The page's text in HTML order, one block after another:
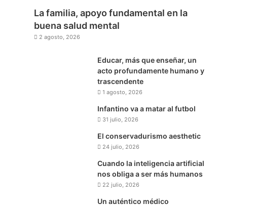
La familia, apoyo fundamental en la
buena salud mental
2 agosto, 2026
Educar, más que enseñar, un
acto profundamente humano y
trascendente
1 agosto, 2026
Infantino va a matar al futbol
31 julio, 2026
El conservadurismo aesthetic
24 julio, 2026
Cuando la inteligencia artificial
nos obliga a ser más humanos
22 julio, 2026
Un auténtico médico